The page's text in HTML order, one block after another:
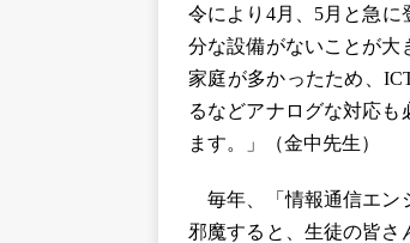
令により4月、5月と急
分な設備がないことが大
家庭が多かったため、
るなどアナログな対応
ます。」（金中先生）
毎年、「情報通信エン
邪魔すると、生徒の皆さ